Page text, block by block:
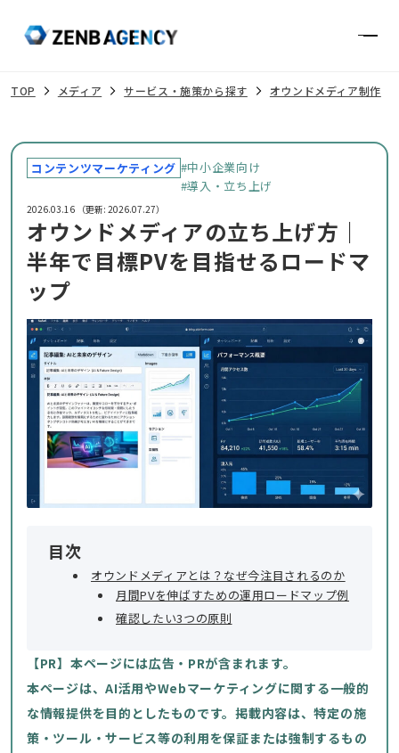
Contact
TOP メディア サービス・施策から探す オウンドメディア制作
コンテンツマーケティング #中小企業向け
#導入・立ち上げ
2026.03.16 （更新: 2026.07.27）
オウンドメディアの立ち上げ方｜
半年で目標PVを目指せるロードマ
ップ
目次
オウンドメディアとは？なぜ今注目されるのか
月間PVを伸ばすための運用ロードマップ例
確認したい3つの原則
【PR】本ページには広告・PRが含まれます。
本ページは、AI活用やWebマーケティングに関する一般的
な情報提供を目的としたものです。掲載内容は、特定の施
策・ツール・サービス等の利用を保証または強制するもの